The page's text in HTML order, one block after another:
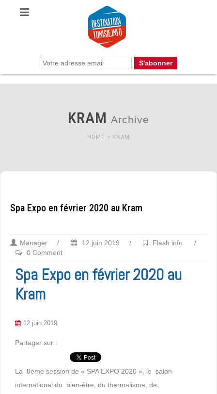
KRAM Archive
HOME > KRAM
Spa Expo en février 2020 au Kram
Manager / 12 juin 2019 / Flash info
/
0 Comment
Spa Expo en février 2020 au
Kram
12 juin 2019
Partager sur :
La 8ème session de « SPA EXPO 2020 », le salon
international du bien-être, du thermalisme, de